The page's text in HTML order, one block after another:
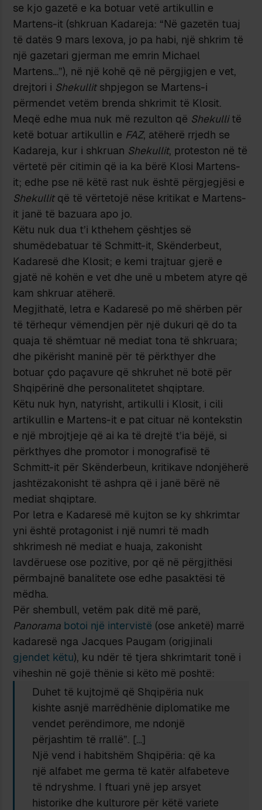
se kjo gazetë e ka botuar vetë artikullin e
Martens-it (shkruan Kadareja: “Në gazetën tuaj
të datës 9 mars lexova, jo pa habi, një shkrim të
një gazetari gjerman me emrin Michael
Martens…”), në një kohë që në përgjigjen e vet,
drejtori i Shekullitshpjegon se Martens-i
përmendet vetëm brenda shkrimit të Klosit.
Meqë edhe mua nuk më rezulton që Shekullitë
ketë botuar artikullin e FAZ, atëherë rrjedh se
Kadareja, kur i shkruan Shekullit, proteston në të
vërtetë për citimin që ia ka bërë Klosi Martens-
it; edhe pse në këtë rast nuk është përgjegjësi e
Shekullitqë të vërtetojë nëse kritikat e Martens-
it janë të bazuara apo jo.
Këtu nuk dua t’i kthehem çështjes së
shumëdebatuar të Schmitt-it, Skënderbeut,
Kadaresë dhe Klosit; e kemi trajtuar gjerë e
gjatë në kohën e vet dhe unë u mbetem atyre që
kam shkruar atëherë.
Megjithatë, letra e Kadaresë po më shërben për
të tërhequr vëmendjen për një dukuri që do ta
quaja të shëmtuar në mediat tona të shkruara;
dhe pikërisht maninë për të përkthyer dhe
botuar çdo paçavure që shkruhet në botë për
Shqipërinë dhe personalitetet shqiptare.
Këtu nuk hyn, natyrisht, artikulli i Klosit, i cili
artikullin e Martens-it e pat cituar në kontekstin
e një mbrojtjeje që ai ka të drejtë t’ia bëjë, si
përkthyes dhe promotor i monografisë të
Schmitt-it për Skënderbeun, kritikave ndonjëherë
jashtëzakonisht të ashpra që i janë bërë në
mediat shqiptare.
Por letra e Kadaresë më kujton se ky shkrimtar
yni është protagonist i një numri të madh
shkrimesh në mediat e huaja, zakonisht
lavdëruese ose pozitive, por që në përgjithësi
përmbajnë banalitete ose edhe pasaktësi të
mëdha.
Për shembull, vetëm pak ditë më parë,
Panorama botoi një intervistë (ose anketë) marrë
kadaresë nga Jacques Paugam (origjinali
gjendet këtu), ku ndër të tjera shkrimtarit tonë i
viheshin në gojë thënie si këto më poshtë:
Duhet të kujtojmë që Shqipëria nuk
kishte asnjë marrëdhënie diplomatike me
vendet perëndimore, me ndonjë
përjashtim të rrallë”. […]
Një vend i habitshëm Shqipëria: që ka
një alfabet me germa të katër alfabeteve
të ndryshme. I ftuari ynë jep arsyet
historike dhe kulturore për këtë variete